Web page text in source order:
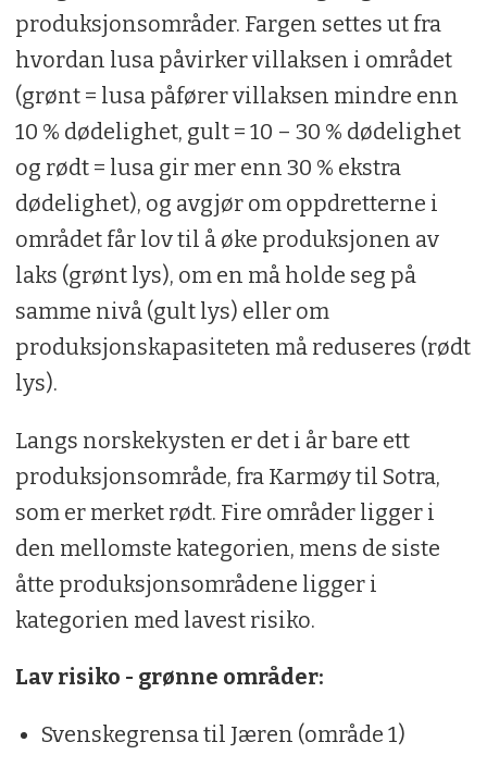
produksjonsområder. Fargen settes ut fra
hvordan lusa påvirker villaksen i området
(grønt = lusa påfører villaksen mindre enn
10 % dødelighet, gult = 10 – 30 % dødelighet
og rødt = lusa gir mer enn 30 % ekstra
dødelighet), og avgjør om oppdretterne i
området får lov til å øke produksjonen av
laks (grønt lys), om en må holde seg på
samme nivå (gult lys) eller om
produksjonskapasiteten må reduseres (rødt
lys).
Langs norskekysten er det i år bare ett
produksjonsområde, fra Karmøy til Sotra,
som er merket rødt. Fire områder ligger i
den mellomste kategorien, mens de siste
åtte produksjonsområdene ligger i
kategorien med lavest risiko.
Lav risiko - grønne områder:
Svenskegrensa til Jæren (område 1)